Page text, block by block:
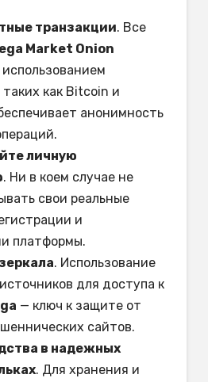
транзакции. Все
Market Onion
как Bitcoin и
анонимность
личную
. Ни в коем случае не
свои реальные
и
платформы.
. Использование
для доступа к
— ключ к защите от
сайтов.
в надежных
. Для хранения и